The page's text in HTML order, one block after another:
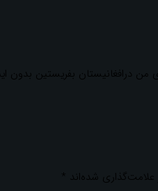
درافغانیستان بفریستین بدون
شده‌اند *